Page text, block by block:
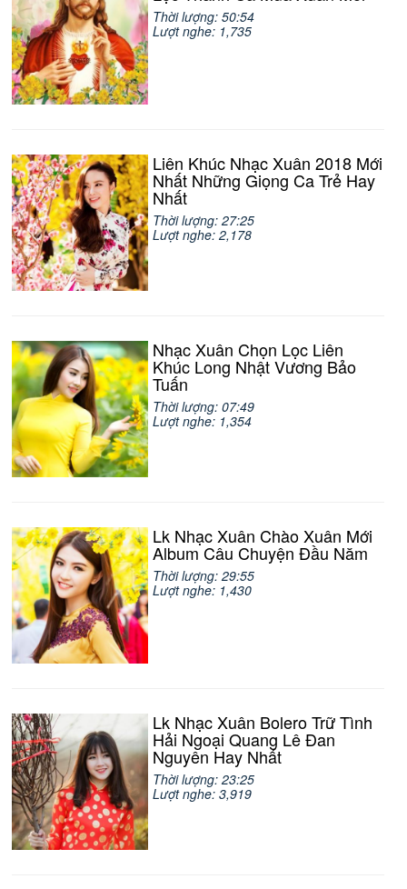
Thời lượng: 50:54
Lượt nghe: 1,735
Liên Khúc Nhạc Xuân 2018 Mới
Nhất Những Giọng Ca Trẻ Hay
Nhất
Thời lượng: 27:25
Lượt nghe: 2,178
Nhạc Xuân Chọn Lọc Liên
Khúc Long Nhật Vương Bảo
Tuấn
Thời lượng: 07:49
Lượt nghe: 1,354
Lk Nhạc Xuân Chào Xuân Mới
Album Câu Chuyện Đầu Năm
Thời lượng: 29:55
Lượt nghe: 1,430
Lk Nhạc Xuân Bolero Trữ Tình
Hải Ngoại Quang Lê Đan
Nguyên Hay Nhất
Thời lượng: 23:25
Lượt nghe: 3,919